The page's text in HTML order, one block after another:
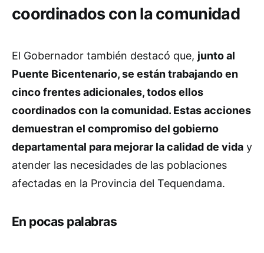
coordinados con la comunidad
El Gobernador también destacó que, junto al
Puente Bicentenario, se están trabajando en
cinco frentes adicionales, todos ellos
coordinados con la comunidad. Estas acciones
demuestran el compromiso del gobierno
departamental para mejorar la calidad de vida y
atender las necesidades de las poblaciones
afectadas en la Provincia del Tequendama.
En pocas palabras